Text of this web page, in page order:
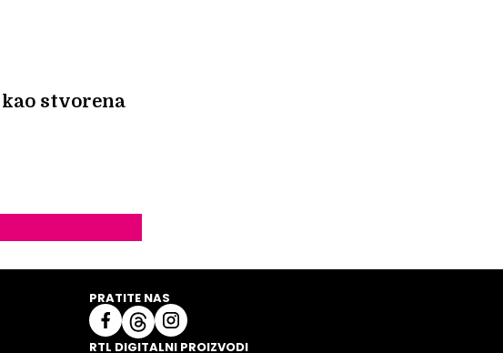
stvorena
PRATITE NAS
RTL DIGITALNI PROIZVODI